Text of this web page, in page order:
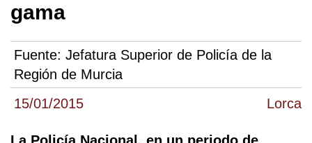
15/01/2015 Lorca
gama
Fuente: Jefatura Superior de Policía de la
Región de Murcia